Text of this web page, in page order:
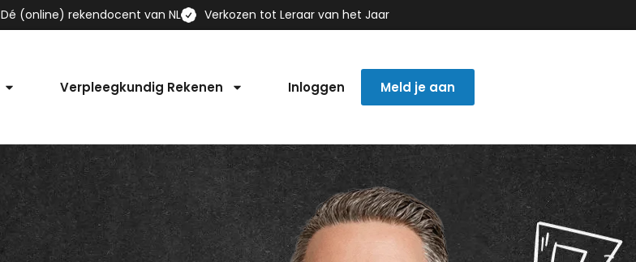
Dé (online) rekendocent van NL Verkozen tot Leraar van het Jaar
Verpleegkundig Rekenen Inloggen Meld je aan